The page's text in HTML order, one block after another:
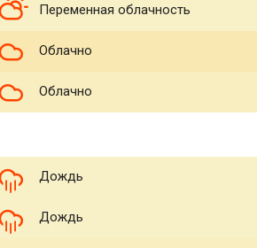
Переменная облачность
Облачно
Облачно
Дождь
Дождь